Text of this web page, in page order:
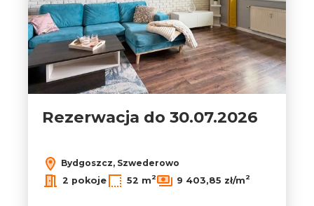
Rezerwacja do 30.07.2026
Bydgoszcz, Szwederowo
2 pokoje
52 m2 9 403,85 zł/m2